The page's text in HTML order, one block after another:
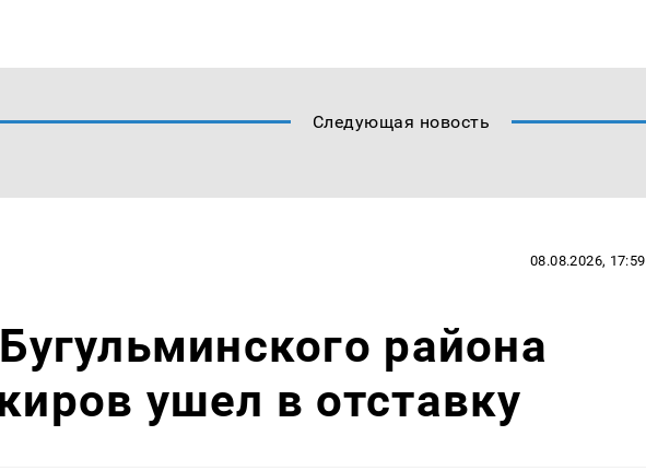
Следующая новость
08.08.2026, 17:59
района
ушел в отставку